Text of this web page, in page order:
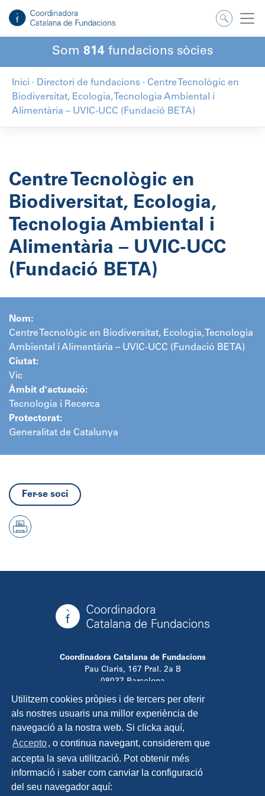
Utilitzem cookies pròpies i de tercers per oferir
als nostres usuaris una millor experiència de
navegació a la nostra web. Si clicka aquí,
Accepto, o continua navegant, considerem que
accepta la seva utilització. Pot obtenir més
informació i saber com canviar la configuració
del seu navegador aquí:
contingut
Som 814 fundacions sòcies
Inici · Directori de fundacions · Centre Tecnològic en
Biodiversitat, Ecologia, Tecnologia Ambiental i
Alimentària – UVIC-UCC (Fundació BETA)
Centre Tecnològic en
Biodiversitat, Ecologia,
Tecnologia Ambiental i
Alimentària – UVIC-UCC
(Fundació BETA)
Nom:
Centre Tecnològic en Biodiversitat, Ecologia, Tecnologia
Ambiental i Alimentària – UVIC-UCC (Fundació BETA)
Ciutat:
Vic
Àmbit d'actuació:
Tecnologia i Recerca
Protectorat:
Generalitat de Catalunya
Fer-se soci
Coordinadora Catalana de Fundacions
Pau Claris, 167 Pral. 2a B
08037 Barcelona
T. 934 881 480
info@ccfundacions.cat
Contacta
Política de privadesa